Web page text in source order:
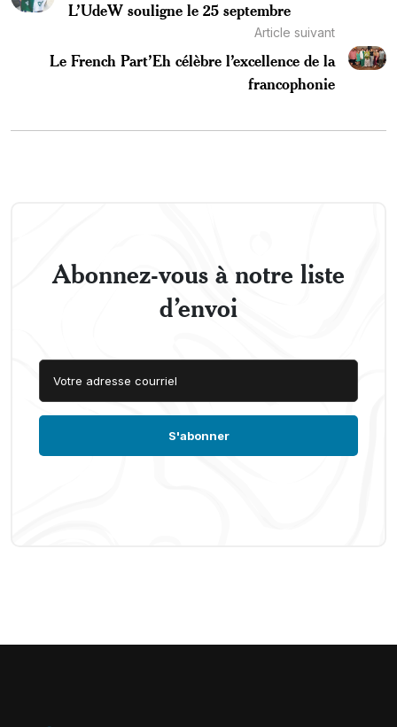
L’UdeW souligne le 25 septembre
Article suivant
Le French Part’Eh célèbre l’excellence de la
francophonie
Abonnez-vous à notre liste
d’envoi